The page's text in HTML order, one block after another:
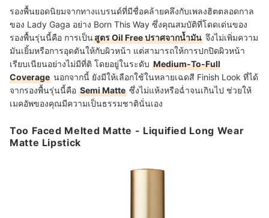
รองพื้นยอดนิยมจากทางแบรนด์ที่มีชื่อคล้ายคลึงกับเพลงฮิตตลอดกาล
ของ Lady Gaga อย่าง Born This Way ซึ่งคุณสมบัติที่โดดเด่นของ
รองพื้นรุ่นนี้คือ การเป็นสูตร Oil Free ปราศจากน้ำมัน จึงไม่เพิ่มความ
มันเยิ้มหรือการอุดตันให้กับผิวหน้า แต่สามารถให้การปกปิดผิวหน้า
เรียบเนียนอย่างไม่มีที่ติ โดยอยู่ในระดับ Medium-To-Full
Coverage นอกจากนี้ ยังมีให้เลือกใช้ในหลายเฉดสี Finish Look ที่ได้
จากรองพื้นรุ่นนี้คือ Semi Matte ซึ่งไม่แห้งหรือฉ่ำจนเกินไป ช่วยให้
เมคอัพของคุณมีความเป็นธรรมชาตินั่นเอง
Too Faced Melted Matte - Liquified Long Wear
Matte Lipstick